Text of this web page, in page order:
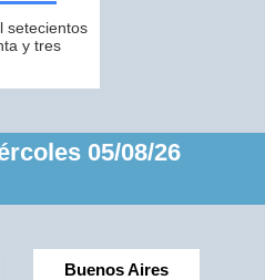
setecientos
y tres
05/08/26
Buenos Aires